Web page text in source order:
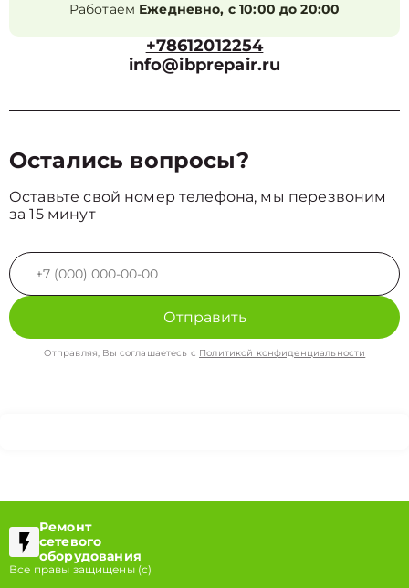
Работаем Ежедневно, с 10:00 до 20:00
+78612012254
info@ibprepair.ru
Остались вопросы?
Оставьте свой номер телефона, мы перезвоним
за 15 минут
Отправить
Отправляя, Вы соглашаетесь с Политикой конфиденциальности
Ремонт
сетевого
оборудования
Все правы защищены (с)